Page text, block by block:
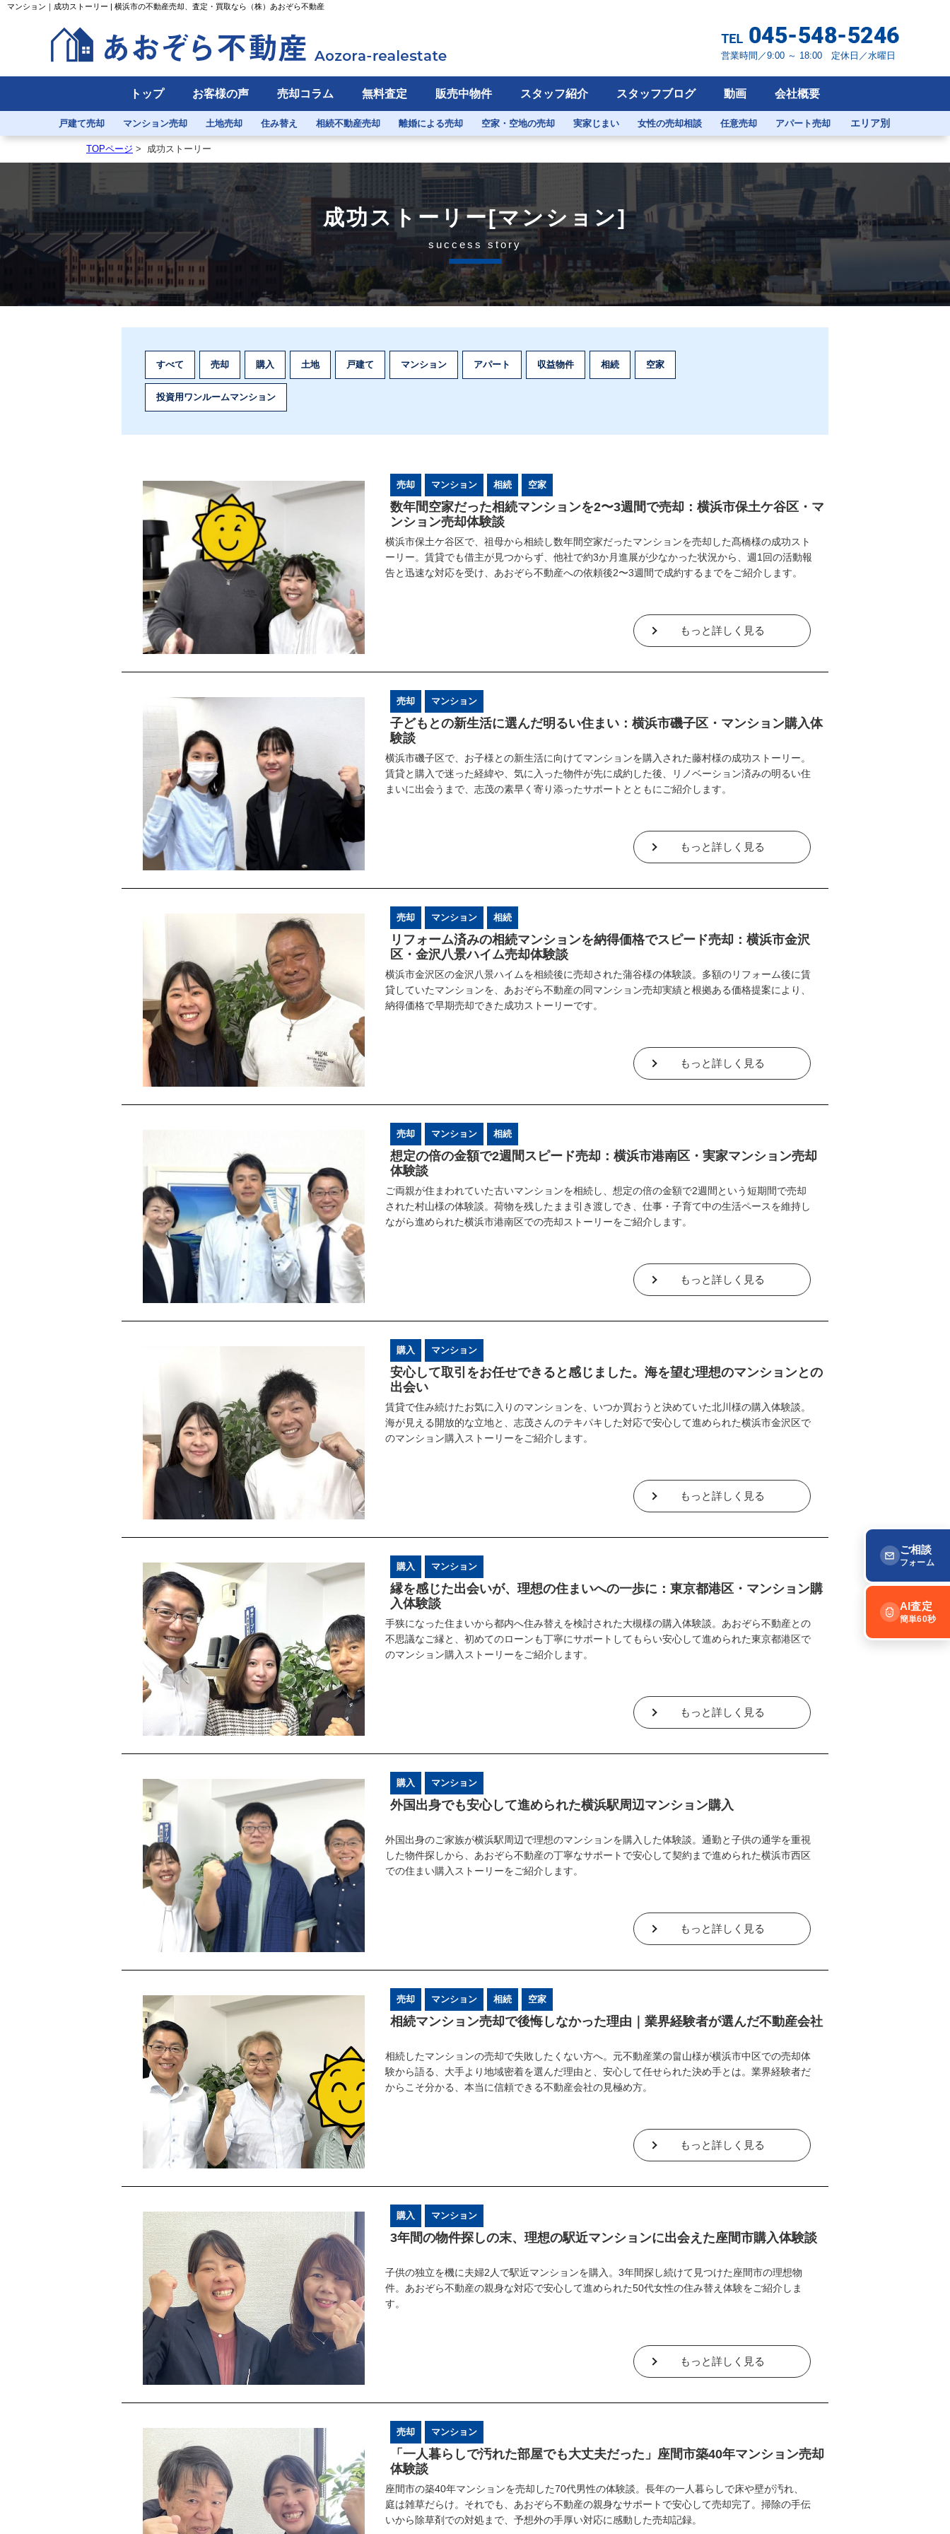
マンション｜成功ストーリー | 横浜市の不動産売却、査定・買取なら（株）あおぞら不動産
営業時間／9:00 ～ 18:00 定休日／水曜日
トップ お客様の声 売却コラム 無料査定 販売中物件 スタッフ紹介 スタッフブログ 動画 会社概要
戸建て売却 マンション売却 土地売却 住み替え 相続不動産売却 離婚による売却 空家・空地の売却 実家じまい 女性の売却相談 任意売却 アパート売却 エリア別
TOPページ > 成功ストーリー
成功ストーリー[マンション]
success story
すべて 売却 購入 土地 戸建て マンション アパート 収益物件 相続 空家
投資用ワンルームマンション
売却 マンション 相続 空家
数年間空家だった相続マンションを2〜3週間で売却：横浜市保土ケ谷区・マ
ンション売却体験談
横浜市保土ケ谷区で、祖母から相続し数年間空家だったマンションを売却した髙橋様の成功スト
ーリー。賃貸でも借主が見つからず、他社で約3か月進展が少なかった状況から、週1回の活動報
告と迅速な対応を受け、あおぞら不動産への依頼後2〜3週間で成約するまでをご紹介します。
もっと詳しく見る
売却 マンション
子どもとの新生活に選んだ明るい住まい：横浜市磯子区・マンション購入体
験談
横浜市磯子区で、お子様との新生活に向けてマンションを購入された藤村様の成功ストーリー。
賃貸と購入で迷った経緯や、気に入った物件が先に成約した後、リノベーション済みの明るい住
まいに出会うまで、志茂の素早く寄り添ったサポートとともにご紹介します。
もっと詳しく見る
売却 マンション 相続
リフォーム済みの相続マンションを納得価格でスピード売却：横浜市金沢
区・金沢八景ハイム売却体験談
横浜市金沢区の金沢八景ハイムを相続後に売却された蒲谷様の体験談。多額のリフォーム後に賃
貸していたマンションを、あおぞら不動産の同マンション売却実績と根拠ある価格提案により、
納得価格で早期売却できた成功ストーリーです。
もっと詳しく見る
売却 マンション 相続
想定の倍の金額で2週間スピード売却：横浜市港南区・実家マンション売却
体験談
ご両親が住まわれていた古いマンションを相続し、想定の倍の金額で2週間という短期間で売却
された村山様の体験談。荷物を残したまま引き渡しでき、仕事・子育て中の生活ペースを維持し
ながら進められた横浜市港南区での売却ストーリーをご紹介します。
もっと詳しく見る
購入 マンション
安心して取引をお任せできると感じました。海を望む理想のマンションとの
出会い
賃貸で住み続けたお気に入りのマンションを、いつか買おうと決めていた北川様の購入体験談。
海が見える開放的な立地と、志茂さんのテキパキした対応で安心して進められた横浜市金沢区で
のマンション購入ストーリーをご紹介します。
もっと詳しく見る
購入 マンション
縁を感じた出会いが、理想の住まいへの一歩に：東京都港区・マンション購
入体験談
手狭になった住まいから都内へ住み替えを検討された大槻様の購入体験談。あおぞら不動産との
不思議なご縁と、初めてのローンも丁寧にサポートしてもらい安心して進められた東京都港区で
のマンション購入ストーリーをご紹介します。
もっと詳しく見る
購入 マンション
外国出身でも安心して進められた横浜駅周辺マンション購入
外国出身のご家族が横浜駅周辺で理想のマンションを購入した体験談。通勤と子供の通学を重視
した物件探しから、あおぞら不動産の丁寧なサポートで安心して契約まで進められた横浜市西区
での住まい購入ストーリーをご紹介します。
もっと詳しく見る
売却 マンション 相続 空家
相続マンション売却で後悔しなかった理由｜業界経験者が選んだ不動産会社
相続したマンションの売却で失敗したくない方へ。元不動産業の畠山様が横浜市中区での売却体
験から語る、大手より地域密着を選んだ理由と、安心して任せられた決め手とは。業界経験者だ
からこそ分かる、本当に信頼できる不動産会社の見極め方。
もっと詳しく見る
購入 マンション
3年間の物件探しの末、理想の駅近マンションに出会えた座間市購入体験談
子供の独立を機に夫婦2人で駅近マンションを購入。3年間探し続けて見つけた座間市の理想物
件。あおぞら不動産の親身な対応で安心して進められた50代女性の住み替え体験をご紹介しま
す。
もっと詳しく見る
売却 マンション
「一人暮らしで汚れた部屋でも大丈夫だった」座間市築40年マンション売却
体験談
座間市の築40年マンションを売却した70代男性の体験談。長年の一人暮らしで床や壁が汚れ、
庭は雑草だらけ。それでも、あおぞら不動産の親身なサポートで安心して売却完了。掃除の手伝
いから除草剤での対処まで、予想外の手厚い対応に感動した売却記録。
ご相談
フォーム
AI査定
簡単60秒